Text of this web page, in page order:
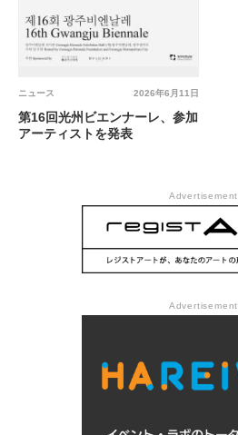
2026年6月11日
ニュース
第16回光州ビエンナーレ、参加
アーティストを発表
Advertisement
Advertisement